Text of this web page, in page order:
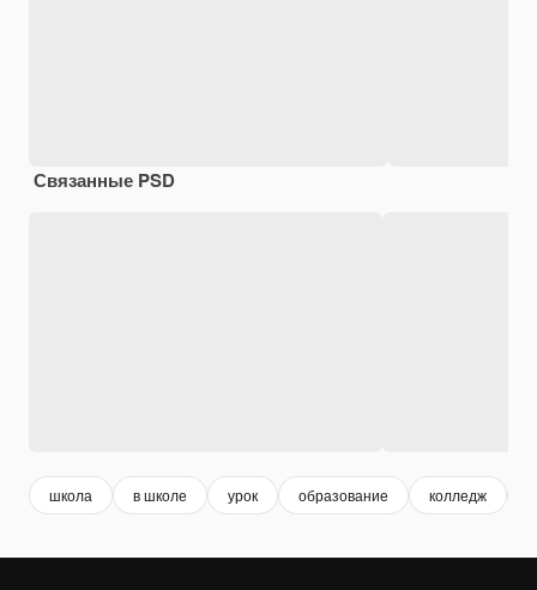
Связанные PSD
школа в школе урок образование колледж